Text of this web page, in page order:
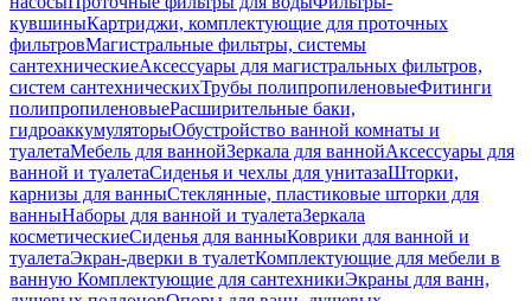
кувшиныКартриджи, комплектующие для проточных
фильтровМагистральные фильтры, системы
сантехническиеАксессуары для магистральных фильтров,
систем сантехническихТрубы полипропиленовыеФитинги
полипропиленовыеРасширительные баки,
гидроаккумуляторыОбустройство ванной комнаты и
туалетаМебель для ваннойЗеркала для ваннойАксессуары для
ванной и туалетаСиденья и чехлы для унитазаШторки,
карнизы для ванныСтеклянные, пластиковые шторки для
ванныНаборы для ванной и туалетаЗеркала
косметическиеСиденья для ванныКоврики для ванной и
туалетаЭкран-дверки в туалетКомплектующие для мебели в
ванную Комплектующие для сантехникиЭкраны для ванн,